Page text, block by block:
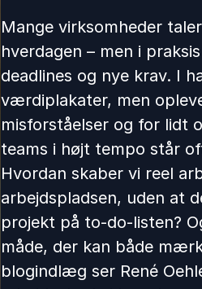
Mange virksomheder
hverdagen – men i
deadlines og nye krav. I
værdiplakater, men
misforståelser og for lidt
teams i højt tempo står
Hvordan skaber vi reel
arbejdspladsen, uden at
projekt på to-do-listen?
måde, der kan både
blogindlæg ser René